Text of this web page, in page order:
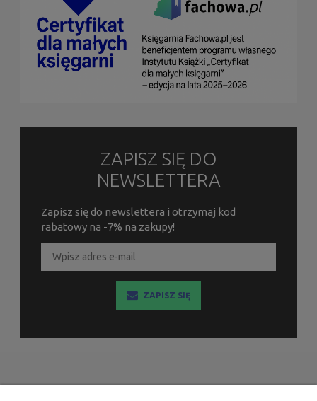
ZAPISZ SIĘ DO
NEWSLETTERA
Zapisz się do newslettera i otrzymaj kod
rabatowy na -7% na zakupy!
ZAPISZ SIĘ
INFORMACJE